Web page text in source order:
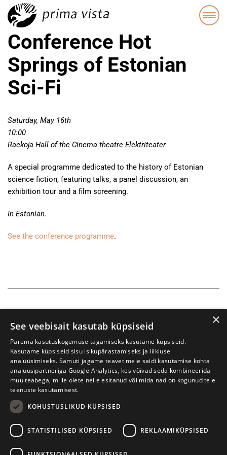
Conference Hot
Springs of Estonian
Sci-Fi
Saturday, May 16th
10:00
Raekoja Hall of the Cinema theatre Elektriteater
A special programme dedicated to the history of Estonian
science fiction, featuring talks, a panel discussion, an
exhibition tour and a film screening.
In Estonian.
See the conference programme.
W. Struve 1, Tartu 50091 +372 7427079
×
See veebisait kasutab küpsiseid
Parema kasutuskogemuse tagamiseks kasutame küpsiseid.
Kasutame küpsiseid sisu isikupärastamiseks ja liikluse
analüüsimiseks. Samuti jagame teavet meie saidi kasutamise kohta
analüüsipartneriga Google Analytics, kes võivad seda kombineerida
muu teabega, mille olete neile esitanud või mida nad on kogunud teie
teenuste kasutamisest.
KOHUSTUSLIKUD KÜPSISED
STATISTILISED KÜPSISED REKLAAMIKÜPSISED